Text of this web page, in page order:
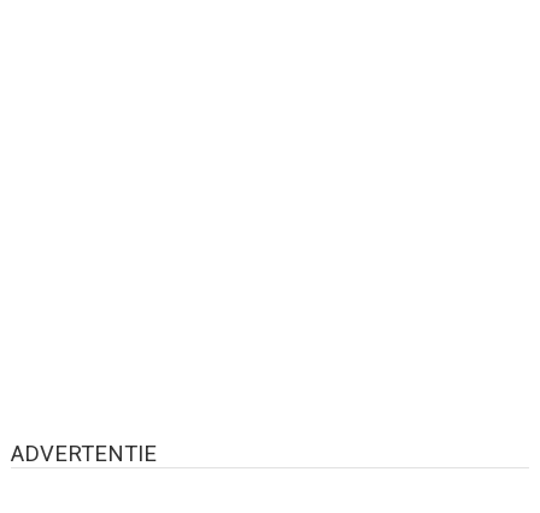
ADVERTENTIE